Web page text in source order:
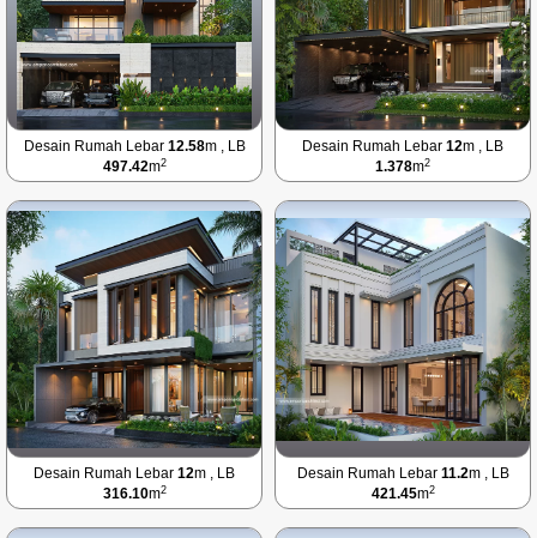
Desain Rumah Lebar 12.58m , LB
497.42m2
Desain Rumah Lebar 12m , LB
1.378m2
Desain Rumah Lebar 12m , LB
316.10m2
Desain Rumah Lebar 11.2m , LB
421.45m2